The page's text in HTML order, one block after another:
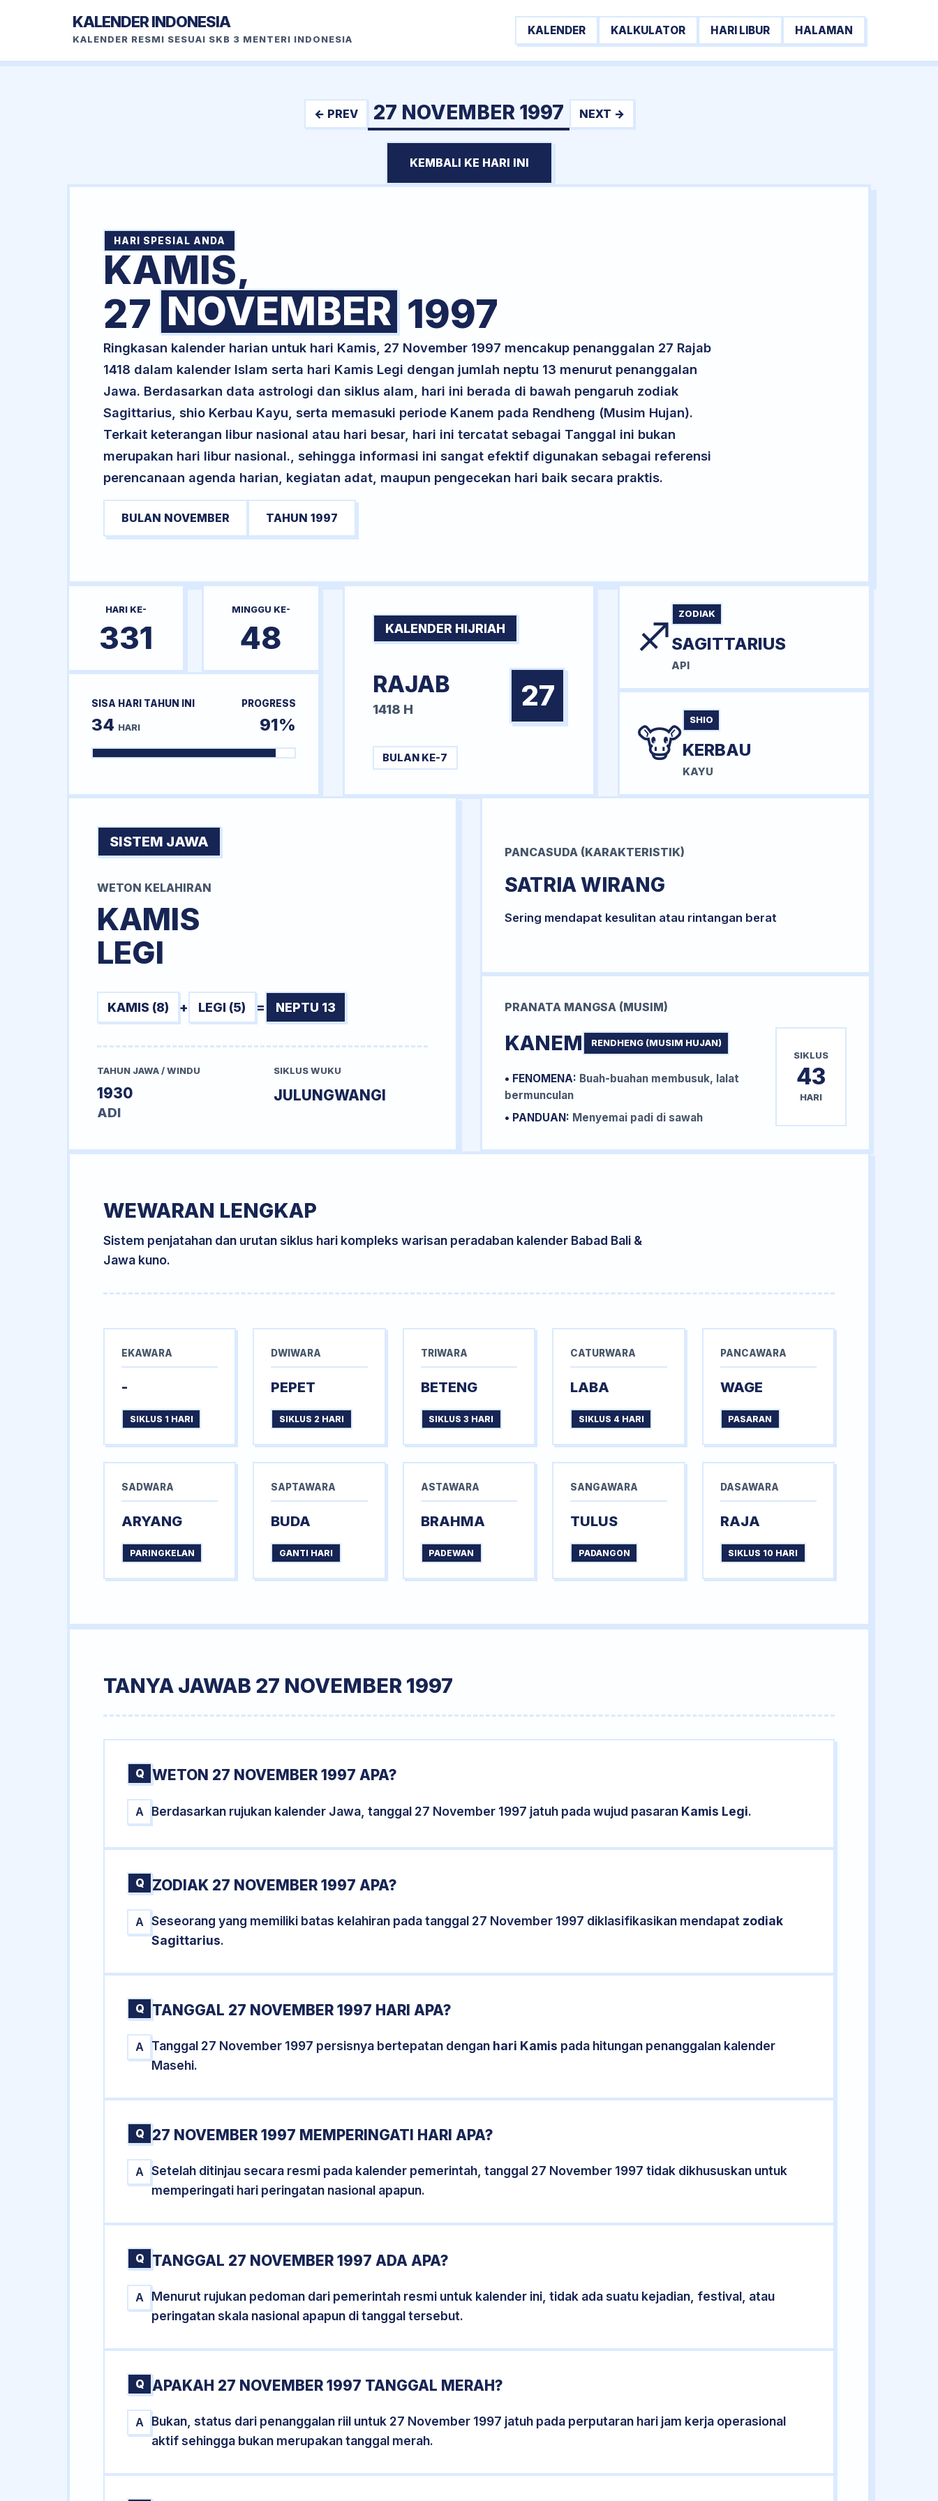
KALENDER INDONESIA
KALENDER RESMI SESUAI SKB 3 MENTERI INDONESIA
KALENDER KALKULATOR HARI LIBUR HALAMAN
← PREV 27 NOVEMBER 1997 NEXT →
KEMBALI KE HARI INI
HARI SPESIAL ANDA
KAMIS,
27 NOVEMBER 1997
Ringkasan kalender harian untuk hari Kamis, 27 November 1997 mencakup penanggalan 27 Rajab
1418 dalam kalender Islam serta hari Kamis Legi dengan jumlah neptu 13 menurut penanggalan
Jawa. Berdasarkan data astrologi dan siklus alam, hari ini berada di bawah pengaruh zodiak
Sagittarius, shio Kerbau Kayu, serta memasuki periode Kanem pada Rendheng (Musim Hujan).
Terkait keterangan libur nasional atau hari besar, hari ini tercatat sebagai Tanggal ini bukan
merupakan hari libur nasional., sehingga informasi ini sangat efektif digunakan sebagai referensi
perencanaan agenda harian, kegiatan adat, maupun pengecekan hari baik secara praktis.
BULAN NOVEMBER TAHUN 1997
HARI KE-
331
MINGGU KE-
48
SISA HARI TAHUN INI
34 HARI
PROGRESS
91%
KALENDER HIJRIAH
RAJAB
1418 H 27
BULAN KE-7
♐ ZODIAK
SAGITTARIUS
API
🐮 SHIO
KERBAU
KAYU
SISTEM JAWA
WETON KELAHIRAN
KAMIS
LEGI
KAMIS (8) + LEGI (5) = NEPTU 13
TAHUN JAWA / WINDU
1930
ADI
SIKLUS WUKU
JULUNGWANGI
PANCASUDA (KARAKTERISTIK)
SATRIA WIRANG
Sering mendapat kesulitan atau rintangan berat
PRANATA MANGSA (MUSIM)
KANEM RENDHENG (MUSIM HUJAN)
• FENOMENA: Buah-buahan membusuk, lalat
bermunculan
• PANDUAN: Menyemai padi di sawah
SIKLUS
43
HARI
WEWARAN LENGKAP
Sistem penjatahan dan urutan siklus hari kompleks warisan peradaban kalender Babad Bali &
Jawa kuno.
EKAWARA
-
SIKLUS 1 HARI
DWIWARA
PEPET
SIKLUS 2 HARI
TRIWARA
BETENG
SIKLUS 3 HARI
CATURWARA
LABA
SIKLUS 4 HARI
PANCAWARA
WAGE
PASARAN
SADWARA
ARYANG
PARINGKELAN
SAPTAWARA
BUDA
GANTI HARI
ASTAWARA
BRAHMA
PADEWAN
SANGAWARA
TULUS
PADANGON
DASAWARA
RAJA
SIKLUS 10 HARI
TANYA JAWAB 27 NOVEMBER 1997
Q WETON 27 NOVEMBER 1997 APA?
A Berdasarkan rujukan kalender Jawa, tanggal 27 November 1997 jatuh pada wujud pasaran Kamis Legi.
Q ZODIAK 27 NOVEMBER 1997 APA?
A Seseorang yang memiliki batas kelahiran pada tanggal 27 November 1997 diklasifikasikan mendapat zodiak
Sagittarius.
Q TANGGAL 27 NOVEMBER 1997 HARI APA?
A Tanggal 27 November 1997 persisnya bertepatan dengan hari Kamis pada hitungan penanggalan kalender
Masehi.
Q 27 NOVEMBER 1997 MEMPERINGATI HARI APA?
A Setelah ditinjau secara resmi pada kalender pemerintah, tanggal 27 November 1997 tidak dikhususkan untuk
memperingati hari peringatan nasional apapun.
Q TANGGAL 27 NOVEMBER 1997 ADA APA?
A
Menurut rujukan pedoman dari pemerintah resmi untuk kalender ini, tidak ada suatu kejadian, festival, atau
peringatan skala nasional apapun di tanggal tersebut.
Q APAKAH 27 NOVEMBER 1997 TANGGAL MERAH?
A
Bukan, status dari penanggalan riil untuk 27 November 1997 jatuh pada perputaran hari jam kerja operasional
aktif sehingga bukan merupakan tanggal merah.